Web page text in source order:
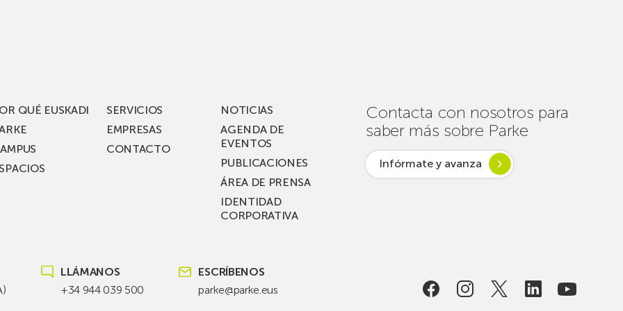
de su
inversión total de
36
millones, busca impulsar desde
las
redes
garantizar
la
conectividad
en
QUÉ EUSKADI
SERVICIOS
EMPRESAS
CONTACTO
NOTICIAS
AGENDA DE
EVENTOS
PUBLICACIONES
ÁREA DE PRENSA
IDENTIDAD
CORPORATIVA
Contacta con nosotros para
saber más sobre Parke
Infórmate y avanza
LLÁMANOS
+34 944 039 500
ESCRÍBENOS
parke@parke.eus